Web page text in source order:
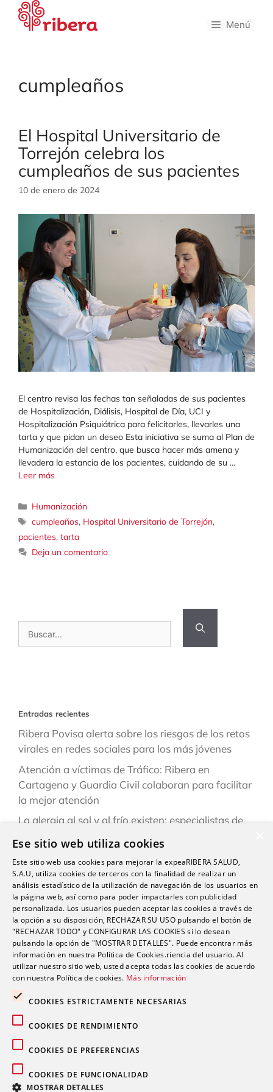
Saltar
contenido
Menú
cumpleaños
El Hospital Universitario de
Torrejón celebra los
cumpleaños de sus pacientes
10 de enero de 2024
El centro revisa las fechas tan señaladas de sus pacientes
de Hospitalización, Diálisis, Hospital de Día, UCI y
Hospitalización Psiquiátrica para felicitarles, llevarles una
tarta y que pidan un deseo Esta iniciativa se suma al Plan de
Humanización del centro, que busca hacer más amena y
llevadera la estancia de los pacientes, cuidando de su …
Leer más
Categorías
Humanización
Etiquetas
cumpleaños, Hospital Universitario de Torrejón,
pacientes, tarta
Deja un comentario
Entradas recientes
Ribera Povisa alerta sobre los riesgos de los retos
virales en redes sociales para los más jóvenes
Atención a víctimas de Tráfico: Ribera en
Cartagena y Guardia Civil colaboran para facilitar
la mejor atención
La alergia al sol y al frío existen: especialistas de
este verano
“Una persona puede estar infestada y contagiar a
otras durante semanas antes de darse cuenta de
que tiene sarna”
Ardor, hinchazón o dolor abdominal: los síntomas
del sistema Digestivo que no siempre son
inofensivos
Comentarios recientes
Ese sitio web utiliza cookies
Este sitio web usa cookies para mejorar la expeaRIBERA SALUD,
S.A.U, utiliza cookies de terceros con la finalidad de realizar un
análisis estadístico de la utilización de navegación de los usuarios en
la página web, así como para poder impactarles con publicidad
personalizada. Los usuarios pueden aceptar las cookies a través de
la opción a su disposición, RECHAZAR SU USO pulsando el botón de
"RECHAZAR TODO" y CONFIGURAR LAS COOKIES si lo desean
pulsando la opción de "MOSTRAR DETALLES". Puede encontrar más
información en nuestra Política de Cookies.riencia del usuario. Al
utilizar nuestro sitio web, usted acepta todas las cookies de acuerdo
con nuestra Política de cookies. Más información
COOKIES ESTRICTAMENTE NECESARIAS
COOKIES DE RENDIMIENTO
COOKIES DE PREFERENCIAS
COOKIES DE FUNCIONALIDAD
MOSTRAR DETALLES